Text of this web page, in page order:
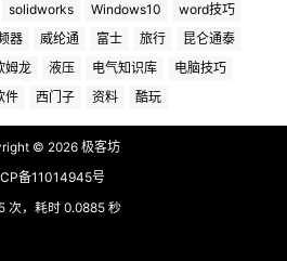
solidworks Windows10
word技巧
器 威纶通 富士 旅行
昆仑通泰
姆龙 液压 电气知识库
电脑技巧
件 西门子 资料 酷玩
© 2026极客坊
备11014945号
次，耗时 0.0885 秒